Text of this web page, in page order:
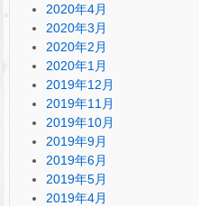
2020年4月
2020年3月
2020年2月
2020年1月
2019年12月
2019年11月
2019年10月
2019年9月
2019年6月
2019年5月
2019年4月